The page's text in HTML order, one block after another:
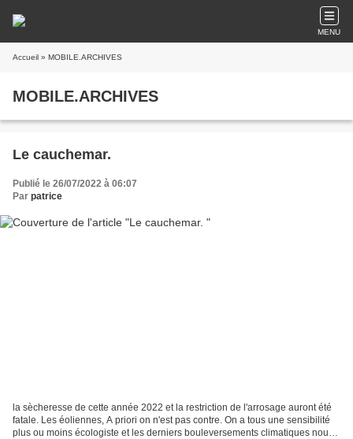
MENU
Accueil » MOBILE.ARCHIVES
MOBILE.ARCHIVES
Le cauchemar.
Publié le 26/07/2022 à 06:07
Par patrice
la sècheresse de cette année 2022 et la restriction de l'arrosage auront été
fatale. Les éoliennes, A priori on n'est pas contre. On a tous une sensibilité
plus ou moins écologiste et les derniers bouleversements climatiques nous